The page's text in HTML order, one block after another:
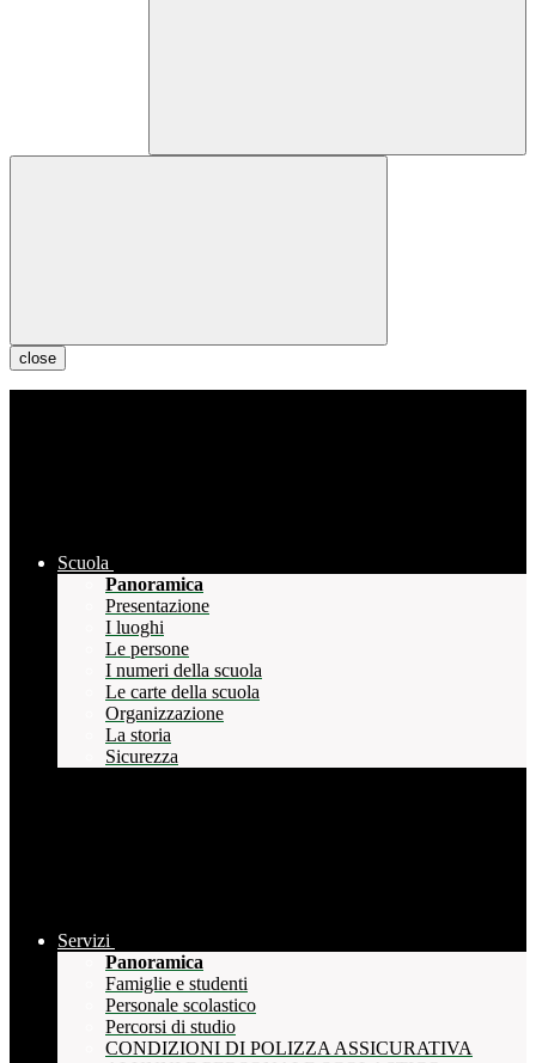
close
Scuola
Panoramica
Presentazione
I luoghi
Le persone
I numeri della scuola
Le carte della scuola
Organizzazione
La storia
Sicurezza
Servizi
Panoramica
Famiglie e studenti
Personale scolastico
Percorsi di studio
CONDIZIONI DI POLIZZA ASSICURATIVA